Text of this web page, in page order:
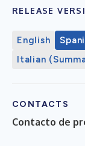
RELEASE
English
Italian
CONTACTS
Contacto de